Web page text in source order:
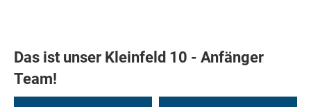
Das ist unser Kleinfeld 10 - Anfänger
Team!